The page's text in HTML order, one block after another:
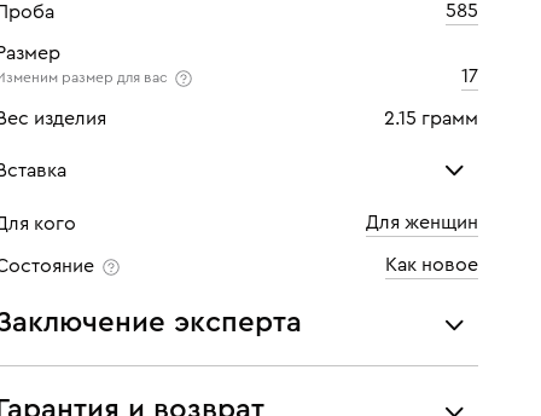
585
размер для вас 17
изделия 2.15 грамм
Бриллиант
Количество 1 шт
Каратность 0,06
кого Для женщин
Как новое
эксперта
украшения проходят экспертизу подлинности и
характеристикам ювелирных изделий,
Гарантия и возврат